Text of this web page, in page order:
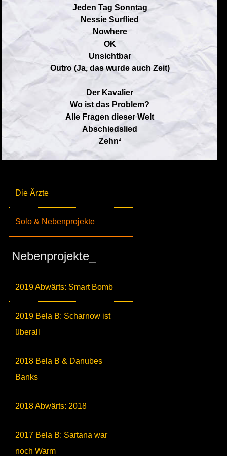
Die Ärzte
Solo & Nebenprojekte
Nebenprojekte_
2019 Abwärts: Smart Bomb
2019 Bela B: Scharnow ist
überall
2018 Bela B & Danubes
Banks
2018 Abwärts: 2018
2017 Bela B: Sartana war
noch Warm
Jeden Tag Sonntag
Nessie Surflied
Nowhere
OK
Unsichtbar
Outro (Ja, das wurde auch Zeit)
Der Kavalier
Wo ist das Problem?
Alle Fragen dieser Welt
Abschiedslied
Zehn²